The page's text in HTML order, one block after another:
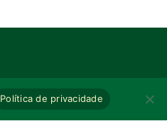
Política de privacidade